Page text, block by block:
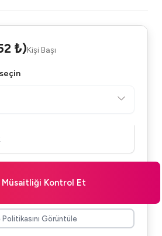
₺)Kişi Başı
Müsaitliği Kontrol Et
Politikasını Görüntüle